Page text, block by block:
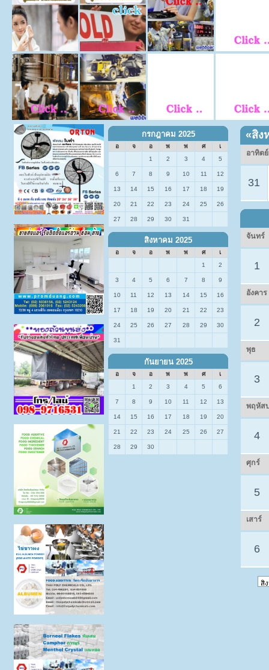
กรกฎาคม 2025
อ จ อ พ พ ศ
เ
1
2 3 4 5
6 7 8 9 10 11 12
13 14 15 16 17 18 19
20 21 22 23 24 25 26
27 28 29 30 31
สิงหาคม 2025
อ จ อ พ พ ศ
เ
1
2
3 4 5 6 7 8 9
10 11 12 13 14 15 16
17 18 19 20 21 22 23
24 25 26 27 28 29 30
31
กันยายน 2025
อ จ อ พ พ ศ
เ
1
2 3 4 5 6
7 8 9 10 11 12 13
14 15 16 17 18 19 20
21 22 23 24 25 26 27
28 29 30
«สิง
อาทิตย์
31
จันทร์
1
อังคาร
2
พุธ
3
พฤหัส
4
ศุกร์
5
เสาร์
6